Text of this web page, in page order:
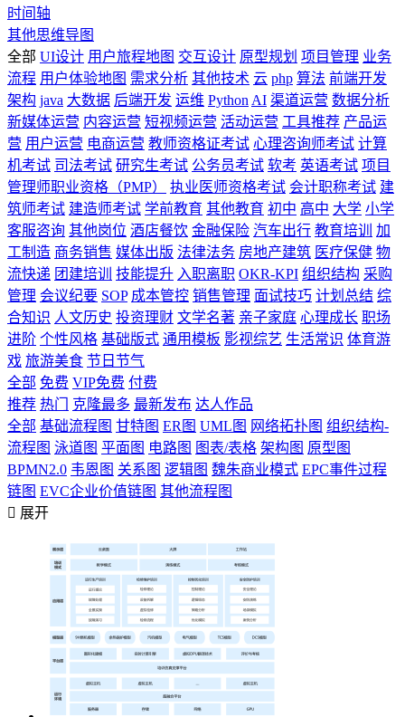
时间轴
其他思维导图
全部 UI设计 用户旅程地图 交互设计 原型规划 项目管理 业务
流程 用户体验地图 需求分析 其他技术 云 php 算法 前端开发
架构 java 大数据 后端开发 运维 Python AI 渠道运营 数据分析
新媒体运营 内容运营 短视频运营 活动运营 工具推荐 产品运
营 用户运营 电商运营 教师资格证考试 心理咨询师考试 计算
机考试 司法考试 研究生考试 公务员考试 软考 英语考试 项目
管理师职业资格（PMP）
执业医师资格考试 会计职称考试 建
筑师考试 建造师考试 学前教育 其他教育 初中 高中 大学 小学
客服咨询 其他岗位 酒店餐饮 金融保险 汽车出行 教育培训
加
工制造 商务销售 媒体出版 法律法务 房地产建筑 医疗保健 物
流快递 团建培训 技能提升 入职离职 OKR-KPI 组织结构 采购
管理 会议纪要 SOP 成本管控 销售管理 面试技巧 计划总结 综
合知识 人文历史 投资理财 文学名著 亲子家庭 心理成长 职场
进阶 个性风格 基础版式 通用模板 影视综艺 生活常识 体育游
戏 旅游美食 节日节气
全部 免费 VIP免费 付费
推荐 热门 克隆最多 最新发布 达人作品
全部 基础流程图 甘特图 ER图 UML图 网络拓扑图 组织结构-
流程图 泳道图 平面图 电路图 图表/表格 架构图 原型图
BPMN2.0 韦恩图 关系图 逻辑图 魏朱商业模式 EPC事件过程
链图 EVC企业价值链图 其他流程图
 展开